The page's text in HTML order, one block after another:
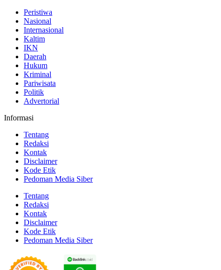
Peristiwa
Nasional
Internasional
Kaltim
IKN
Daerah
Hukum
Kriminal
Pariwisata
Politik
Advertorial
Informasi
Tentang
Redaksi
Kontak
Disclaimer
Kode Etik
Pedoman Media Siber
Tentang
Redaksi
Kontak
Disclaimer
Kode Etik
Pedoman Media Siber